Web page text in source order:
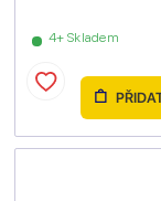
4+ Skladem